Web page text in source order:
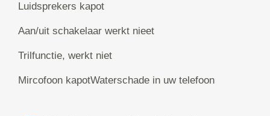
Luidsprekers kapot
Aan/uit schakelaar werkt nieet
Trilfunctie, werkt niet
Mircofoon kapotWaterschade in uw telefoon